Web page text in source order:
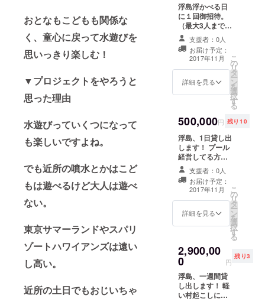
おとなもこどもも関係な
く、童心に戻って水遊びを
思いっきり楽しむ！
▼プロジェクトをやろうと
思った理由
水遊びっていくつになって
も楽しいですよね。
でも近所の噴水とかはこど
もは遊べるけど大人は遊べ
ない。
東京サマーランドやスパリ
ゾートハワイアンズは遠い
し高い。
近所の土日でもおじいちゃ
浮島浮かべる日
に１回御招待。
（最大3人まで）
＊プールの広さ
によって人数制
限ある場合も優
先的に御招待。
支援者：0人
お届け予定：
2017年11月
詳細を見る
こ
の
リ
タ
ー
ン
を
選
択
す
る
500,000円 残り10
浮島、1日貸し出
します！ プール
経営してる方は
ぜひ検討を！
支援者：0人
お届け予定：
2017年11月
詳細を見る
こ
の
リ
タ
ー
ン
を
選
択
す
る
2,900,00
0 円
残り3
浮島、一週間貸
し出します！ 軽
い村起こしにな